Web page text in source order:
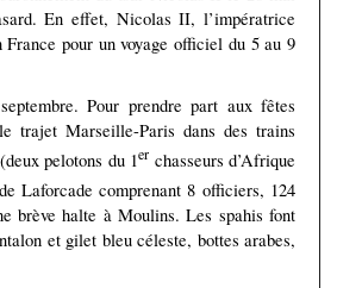
En effet, Nicolas II, l’impératrice
pour un voyage officiel du 5 au 9
Pour prendre part aux fêtes
trajet Marseille-Paris dans des trains
pelotons du 1er chasseurs d’Afrique
Laforcade comprenant 8 officiers, 124
brève halte à Moulins. Les spahis font
et gilet bleu céleste, bottes arabes,